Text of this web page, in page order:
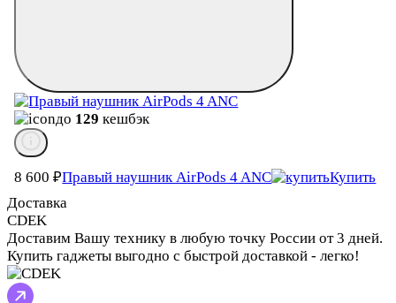
до 129 кешбэк
8 600₽Правый наушник AirPods 4 ANC
Купить
Доставка
CDEK
Доставим Вашу технику в любую точку России от 3 дней.
Купить гаджеты выгодно с быстрой доставкой - легко!